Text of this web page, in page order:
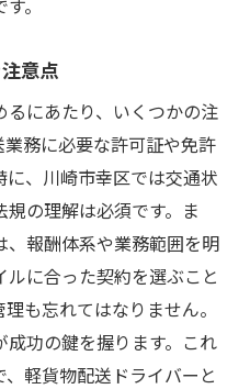
。
意点
にあたり、いくつかの注
務に必要な許可証や免許
、川崎市幸区では交通状
の理解は必須です。ま
、報酬体系や業務範囲を明
に合った契約を選ぶこと
も忘れてはなりません。
功の鍵を握ります。これ
軽貨物配送ドライバーと